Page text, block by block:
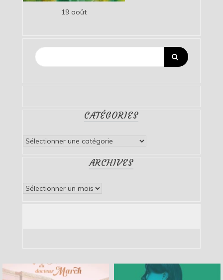
19 août
CATÉGORIES
Catégories
ARCHIVES
Archives